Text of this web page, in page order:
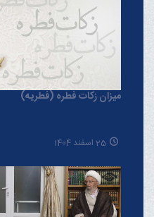
میزان زکات فطره (فطریه)
25 اسفند 1404